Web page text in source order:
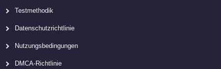
Testmethodik
Datenschutzrichtlinie
Nutzungsbedingungen
DMCA-Richtlinie